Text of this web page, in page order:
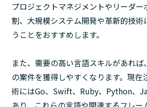
プロジェクトマネジメントやリーダー
割、大規模システム開発や革新的技術
うことをおすすめします。
また、需要の高い言語スキルがあれ
の案件を獲得しやすくなります。現在
術にはGo、Swift、Ruby、Python、